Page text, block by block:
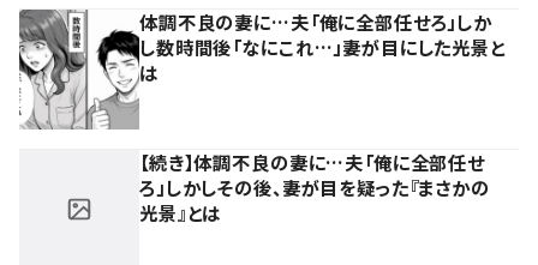
体調不良の妻に…夫「俺に全部任せろ」しか
し数時間後「なにこれ…」妻が目にした光景と
は
【続き】体調不良の妻に…夫「俺に全部任せ
ろ」しかしその後、妻が目を疑った『まさかの
光景』とは